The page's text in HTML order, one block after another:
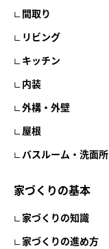
間取り
リビング
キッチン
内装
外構・外壁
屋根
バスルーム・洗面所
家づくりの基本
家づくりの知識
家づくりの進め方